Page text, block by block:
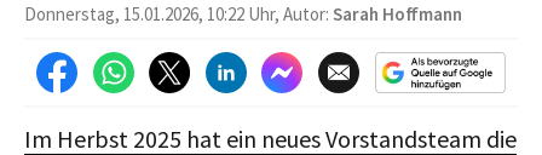
Donnerstag, 15.01.2026, 10:22 Uhr, Autor: Sarah Hoffmann
Im Herbst 2025 hat ein neues Vorstandsteam die